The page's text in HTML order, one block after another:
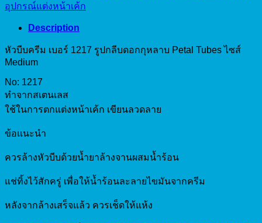
อุปกรณ์แต่งหน้าเค้ก
Description
หัวบีบครีม เบอร์ 1217 รูปกลีบดอกกุหลาบ Petal Tubes ไซส์
Medium
No: 1217
ทำจากสเตนเลส
ใช้ในการตกแต่งหน้าเค้ก เขียนลวดลาย
ข้อแนะนำ
ควรล้างหัวบีบด้วยน้ำยาล้างจานผสมน้ำร้อน
แช่ทิ้งไว้สักครู่ เพื่อให้น้ำร้อนละลายไขมันจากครีม
หลังจากล้างเสร็จแล้ว ควรเช็ดให้แห้ง